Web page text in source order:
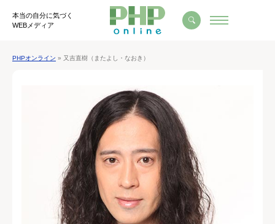
本当の自分に気づく
WEBメディア
PHPオンライン » 又吉直樹（またよし・なおき）